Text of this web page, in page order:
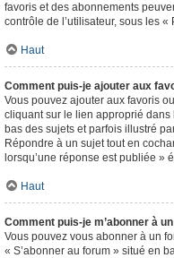
favoris et des abonnements
contrôle de l’utilisateur, sous les
Haut
Comment puis-je ajouter aux
Vous pouvez ajouter aux favoris
cliquant sur le lien approprié dans
bas des sujets et parfois illustré
Répondre à un sujet tout en
lorsqu’une réponse est publiée »
Haut
Comment puis-je m’abonner à
Vous pouvez vous abonner à un
« S’abonner au forum » situé en